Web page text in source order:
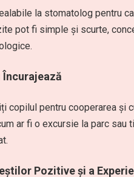
la stomatolog pentru
pot fi simple și scurte,
Încurajează
copilul pentru cooperarea și
ar fi o excursie la parc
Pozitive și a